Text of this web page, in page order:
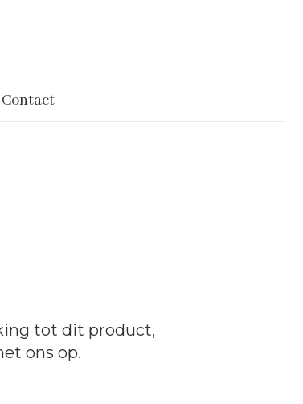
Contact
tot dit product,
ons op.